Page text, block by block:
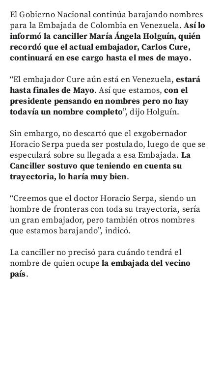
El Gobierno Nacional continúa barajando nombres
para la Embajada de Colombia en Venezuela.Así lo
informó la canciller María Ángela Holguín, quién
recordó que el actual embajador, Carlos Cure,
continuará en ese cargo hasta el mes de mayo.
“El embajador Cure aún está en Venezuela,estará
hasta finales de Mayo. Así que estamos,con el
presidente pensando en nombres pero no hay
todavía un nombre completo”, dijo Holguín.
Sin embargo, no descartó que el exgobernador
Horacio Serpa pueda ser postulado, luego de que se
especulará sobre su llegada a esa Embajada. La
Canciller sostuvo que teniendo en cuenta su
trayectoria, lo haría muy bien.
“Creemos que el doctor Horacio Serpa, siendo un
hombre de fronteras con toda su trayectoria, sería
un gran embajador, pero también otros nombres
que estamos barajando”, indicó.
La canciller no precisó para cuándo tendrá el
nombre de quien ocupela embajada del vecino
país.